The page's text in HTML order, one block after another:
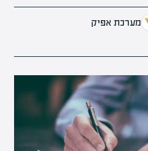
מערכת אפיק